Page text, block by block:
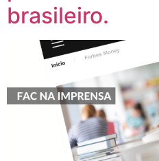
brasileiro.